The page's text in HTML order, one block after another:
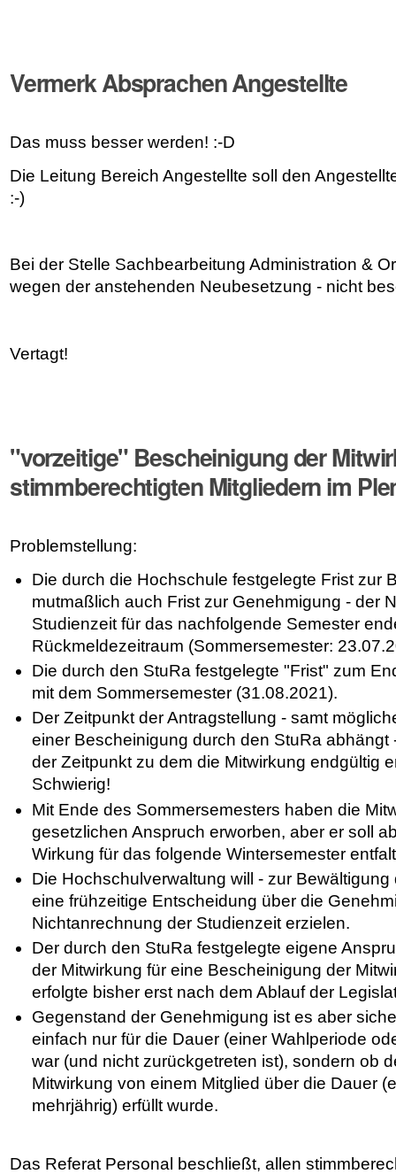
Vermerk Absprachen Angestellte
Das muss besser werden! :-D
Die Leitung Bereich Angestellte soll den
:-)
Bei der Stelle Sachbearbeitung Administration &
wegen der anstehenden Neubesetzung - nicht
Vertagt!
"vorzeitige" Bescheinigung der
stimmberechtigten Mitgliedern im
Problemstellung:
Die durch die Hochschule festgelegte Frist zur
mutmaßlich auch Frist zur Genehmigung - der
Studienzeit für das nachfolgende Semester
Rückmeldezeitraum (Sommersemester:
Die durch den StuRa festgelegte "Frist" zum
mit dem Sommersemester (31.08.2021).
Der Zeitpunkt der Antragstellung - samt
einer Bescheinigung durch den StuRa abhängt
der Zeitpunkt zu dem die Mitwirkung endgültig
Schwierig!
Mit Ende des Sommersemesters haben die
gesetzlichen Anspruch erworben, aber er soll
Wirkung für das folgende Wintersemester
Die Hochschulverwaltung will - zur
eine frühzeitige Entscheidung über die
Nichtanrechnung der Studienzeit erzielen.
Der durch den StuRa festgelegte eigene
der Mitwirkung für eine Bescheinigung der
erfolgte bisher erst nach dem Ablauf der
Gegenstand der Genehmigung ist es aber
einfach nur für die Dauer (einer Wahlperiode
war (und nicht zurückgetreten ist), sondern ob
Mitwirkung von einem Mitglied über die Dauer
mehrjährig) erfüllt wurde.
Das Referat Personal beschließt, allen